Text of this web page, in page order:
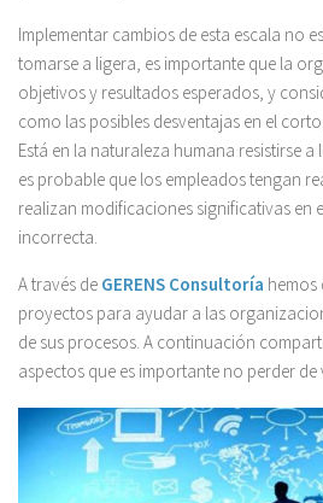
Implementar cambios de esta escala no
tomarse a ligera, es importante que la
objetivos y resultados esperados, y
como las posibles desventajas en el
Está en la naturaleza humana resistirse
es probable que los empleados tengan
realizan modificaciones significativas en
incorrecta.
A través de GERENS Consultoría hemos
proyectos para ayudar a las
de sus procesos. A continuación
aspectos que es importante no perder